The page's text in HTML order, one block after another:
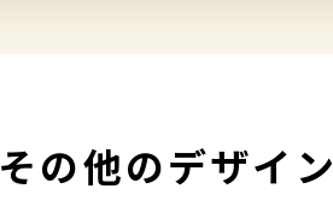
その他のデザイン